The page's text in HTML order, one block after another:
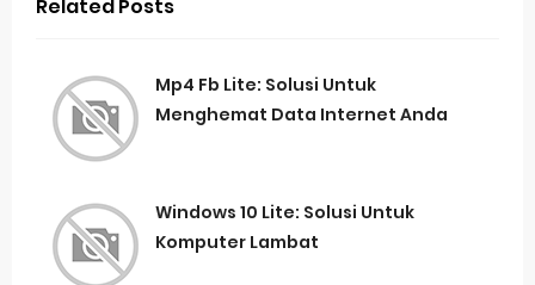
Related Posts
Mp4 Fb Lite: Solusi Untuk
Menghemat Data Internet Anda
Windows 10 Lite: Solusi Untuk
Komputer Lambat